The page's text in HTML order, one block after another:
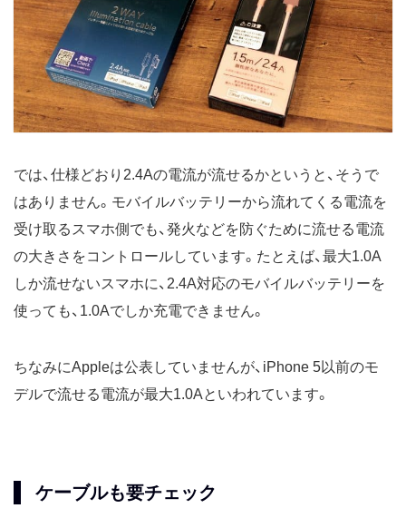
では、仕様どおり2.4Aの電流が流せるかというと、そうで
はありません。モバイルバッテリーから流れてくる電流を
受け取るスマホ側でも、発火などを防ぐために流せる電流
の大きさをコントロールしています。たとえば、最大1.0A
しか流せないスマホに、2.4A対応のモバイルバッテリーを
使っても、1.0Aでしか充電できません。
ちなみにAppleは公表していませんが、iPhone 5以前のモ
デルで流せる電流が最大1.0Aといわれています。
ケーブルも要チェック